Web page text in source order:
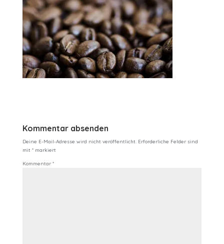
Kommentar absenden
Deine E-Mail-Adresse wird nicht veröffentlicht. Erforderliche Felder sind
mit *markiert
Kommentar *